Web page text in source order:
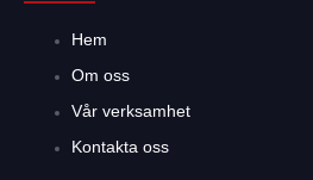
Hem
Om oss
Vår verksamhet
Kontakta oss